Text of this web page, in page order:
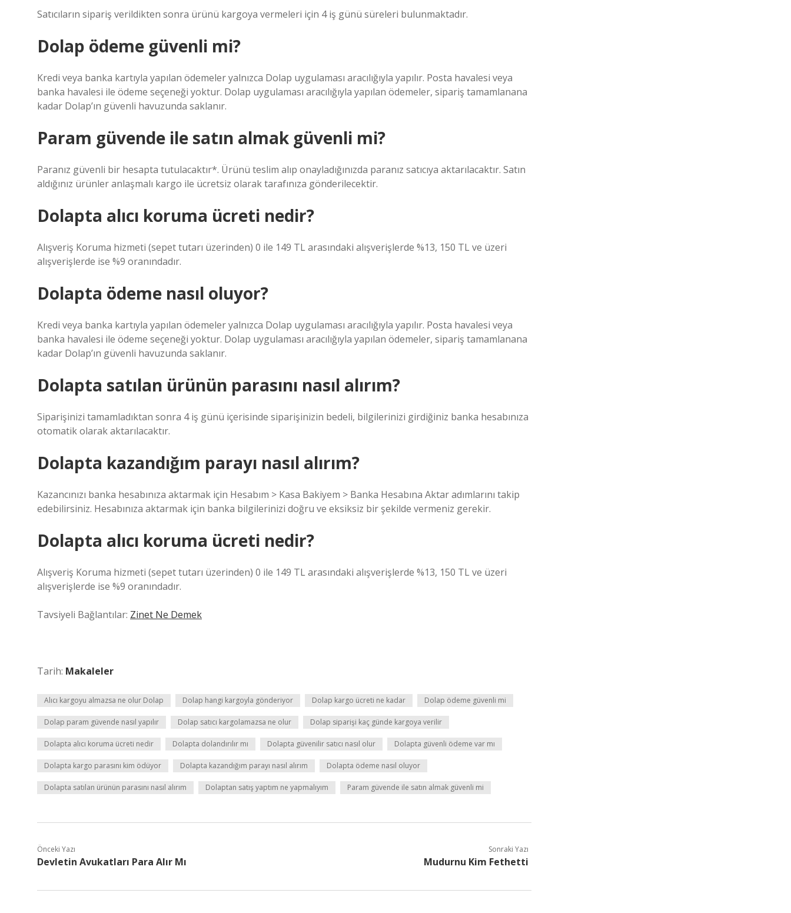
Satıcıların sipariş verildikten sonra ürünü kargoya vermeleri için 4 iş günü süreleri bulunmaktadır.
Dolap ödeme güvenli mi?
Kredi veya banka kartıyla yapılan ödemeler yalnızca Dolap uygulaması aracılığıyla yapılır. Posta havalesi veya
banka havalesi ile ödeme seçeneği yoktur. Dolap uygulaması aracılığıyla yapılan ödemeler, sipariş tamamlanana
kadar Dolap’ın güvenli havuzunda saklanır.
Param güvende ile satın almak güvenli mi?
Paranız güvenli bir hesapta tutulacaktır*. Ürünü teslim alıp onayladığınızda paranız satıcıya aktarılacaktır. Satın
aldığınız ürünler anlaşmalı kargo ile ücretsiz olarak tarafınıza gönderilecektir.
Dolapta alıcı koruma ücreti nedir?
Alışveriş Koruma hizmeti (sepet tutarı üzerinden) 0 ile 149 TL arasındaki alışverişlerde %13, 150 TL ve üzeri
alışverişlerde ise %9 oranındadır.
Dolapta ödeme nasıl oluyor?
Kredi veya banka kartıyla yapılan ödemeler yalnızca Dolap uygulaması aracılığıyla yapılır. Posta havalesi veya
banka havalesi ile ödeme seçeneği yoktur. Dolap uygulaması aracılığıyla yapılan ödemeler, sipariş tamamlanana
kadar Dolap’ın güvenli havuzunda saklanır.
Dolapta satılan ürünün parasını nasıl alırım?
Siparişinizi tamamladıktan sonra 4 iş günü içerisinde siparişinizin bedeli, bilgilerinizi girdiğiniz banka hesabınıza
otomatik olarak aktarılacaktır.
Dolapta kazandığım parayı nasıl alırım?
Kazancınızı banka hesabınıza aktarmak için Hesabım > Kasa Bakiyem > Banka Hesabına Aktar adımlarını takip
edebilirsiniz. Hesabınıza aktarmak için banka bilgilerinizi doğru ve eksiksiz bir şekilde vermeniz gerekir.
Dolapta alıcı koruma ücreti nedir?
Alışveriş Koruma hizmeti (sepet tutarı üzerinden) 0 ile 149 TL arasındaki alışverişlerde %13, 150 TL ve üzeri
alışverişlerde ise %9 oranındadır.
Tavsiyeli Bağlantılar: Zinet Ne Demek
Tarih: Makaleler
Alıcı kargoyu almazsa ne olur Dolap Dolap hangi kargoyla gönderiyor Dolap kargo ücreti ne kadar Dolap ödeme güvenli mi
Dolap param güvende nasıl yapılır Dolap satıcı kargolamazsa ne olur Dolap siparişi kaç günde kargoya verilir
Dolapta alıcı koruma ücreti nedir Dolapta dolandırılır mı Dolapta güvenilir satıcı nasıl olur Dolapta güvenli ödeme var mı
Dolapta kargo parasını kim ödüyor Dolapta kazandığım parayı nasıl alırım Dolapta ödeme nasıl oluyor
Dolapta satılan ürünün parasını nasıl alırım Dolaptan satış yaptım ne yapmalıyım Param güvende ile satın almak güvenli mi
Önceki Yazı
Devletin Avukatları Para Alır Mı
Sonraki Yazı
Mudurnu Kim Fethetti